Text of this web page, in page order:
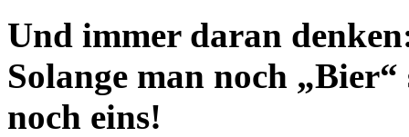
Und immer daran
Solange man noch
noch eins!